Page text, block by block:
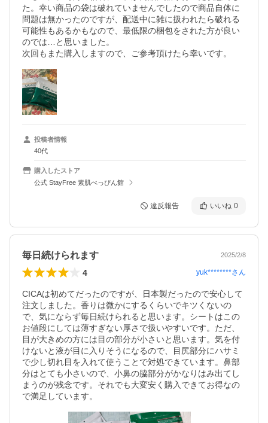
た。幸い商品の袋は破れていませんでしたので商品自体に
問題は無かったのですが、配送中に雑に扱われたら破れる
可能性もあるかもなので、最低限の梱包をされた方が良い
のでは…と思いました。
次回もまた購入しますので、ご参考頂けたら幸いです。
投稿者情報
40代
購入したストア
公式 StayFree 素肌べっぴん館
違反報告 いいね 0
毎日続けられます 2025/2/8
4 yuk********さん
CICAは初めてだったのですが、日本製だったので安心して
注文しました。香りは微かにするくらいでキツくないの
で、気にならず毎日続けられると思います。シートはこの
お値段にしては薄すぎない厚さで扱いやすいです。ただ、
目が大きめの方には目の部分が小さいと思います。気を付
けないと液が目に入りそうになるので、目尻部分にハサミ
で少し切れ目を入れて使うことで対処できています。鼻部
分はとても小さいので、小鼻の脇部分がかなりはみ出てし
まうのが残念です。それでも大変安く購入できてお得なの
で満足しています。